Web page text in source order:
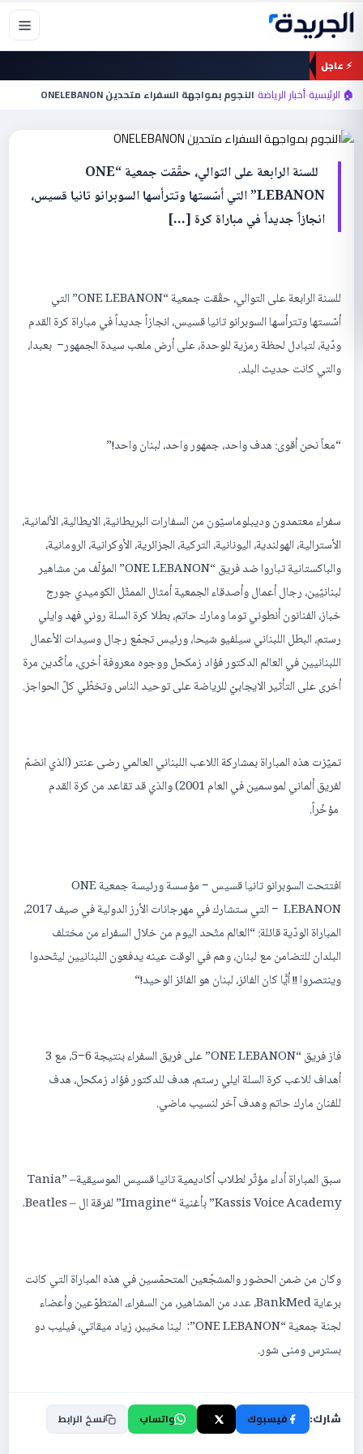
تخطي
المحتوى
⚡ عاجل
🏠 الرئيسية›أخبار الرياضة›النجوم بمواجهة السفراء متحدين ONELEBANON
أخبار الرياضة
النجوم بمواجهة السفراء متحدين
للسنة الرابعة على التوالي، حقّقت جمعية “ONE
LEBANON” التي أسّستها وتترأسها السوبرانو تانيا قسيس،
انجازاً جديداً في مباراة كرة […]
للسنة الرابعة على التوالي، حقّقت جمعية “ONE LEBANON” التي
أسّستها وتترأسها السوبرانو تانيا قسيس، انجازاً جديداً في مباراة كرة القدم
ودّية، لتبادل لحظة رمزية للوحدة، على أرض ملعب سيدة الجمهور− بعبدا،
والتي كانت حديث البلد.
“معاً نحن أقوى: هدف واحد، جمهور واحد، لبنان واحد!”
سفراء معتمدون وديبلوماسيّون من السفارات البريطانية، الايطالية، الألمانية،
الأسترالية، الهولندية، اليونانية، التركية، الجزائرية، الأوكرانية، الرومانية،
والباكستانية تباروا ضد فريق “ONE LEBANON” المؤلّف من مشاهير
لبنانيّين، رجال أعمال وأصدقاء الجمعية أمثال الممثّل الكوميدي جورج
خباز، الفنانون أنطوني توما ومارك حاتم، بطلا كرة السلة روني فهد وايلي
رستم، البطل اللبناني سيلفيو شيحا، ورئيس تجمّع رجال وسيدات الأعمال
اللبنانيين في العالم الدكتور فؤاد زمكحل ووجوه معروفة أخرى، مأكّدين مرة
أخرى على التأثير الايجابيّ للرياضة على توحيد الناس وتخطّي كلّ الحواجز.
تميّزت هذه المباراة بمشاركة اللاعب اللبناني العالمي رضى عنتر (الذي انضمّ
لفريق ألماني لموسمين في العام 2001) والذي قد تقاعد من كرة القدم
مؤخّراً.
افتتحت السوبرانو تانيا قسيس − مؤسسة ورئيسة جمعية ONE
LEBANON − التي ستشارك في مهرجانات الأرز الدولية في صيف 2017،
المباراة الودّية قائلة: “العالم متّحد اليوم من خلال السفراء من مختلف
البلدان للتضامن مع لبنان، وهم في الوقت عينه يدفعون اللبنانيين ليتّحدوا
وينتصروا !! أيًّا كان الفائز، لبنان هو الفائز الوحيد!“
فاز فريق “ONE LEBANON” على فريق السفراء بنتيجة 6−5، مع 3
أهداف للاعب كرة السلة ايلي رستم، هدف للدكتور فؤاد زمكحل، هدف
للفنان مارك حاتم وهدف آخر لنسيب ماضي.
سبق المباراة أداء مؤثّر لطلاب أكاديمية تانيا قسيس الموسيقية– ”Tania
Kassis Voice Academy” بأغنية “Imagine” لفرقة ال – Beatles.
وكان من ضمن الحضور والمشجّعين المتحمّسين في هذه المباراة التي كانت
برعاية BankMed، عدد من المشاهير، من السفراء، المتطوّعين وأعضاء
لجنة جمعية “ONE LEBANON”: لينا مخيبر، زياد ميقاتي، فيليب دو
بسترس ومنى شور.
شارك: فيسبوك واتساب نسخ الرابط